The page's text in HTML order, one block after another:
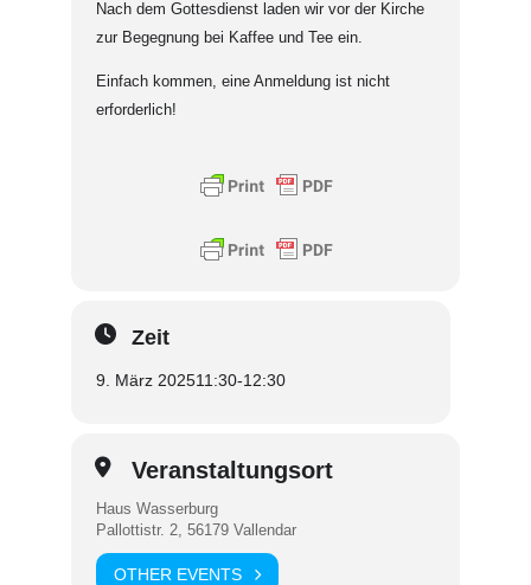
Nach dem Gottesdienst laden wir vor der Kirche
zur Begegnung bei Kaffee und Tee ein.
Einfach kommen, eine Anmeldung ist nicht
erforderlich!
Zeit
9. März 202511:30-12:30
Veranstaltungsort
Haus Wasserburg
Pallottistr. 2, 56179 Vallendar
OTHER EVENTS